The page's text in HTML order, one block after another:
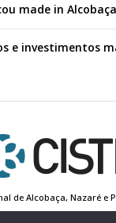
made in
e investimentos
de Alcobaça, Nazaré e
Contactos
Política